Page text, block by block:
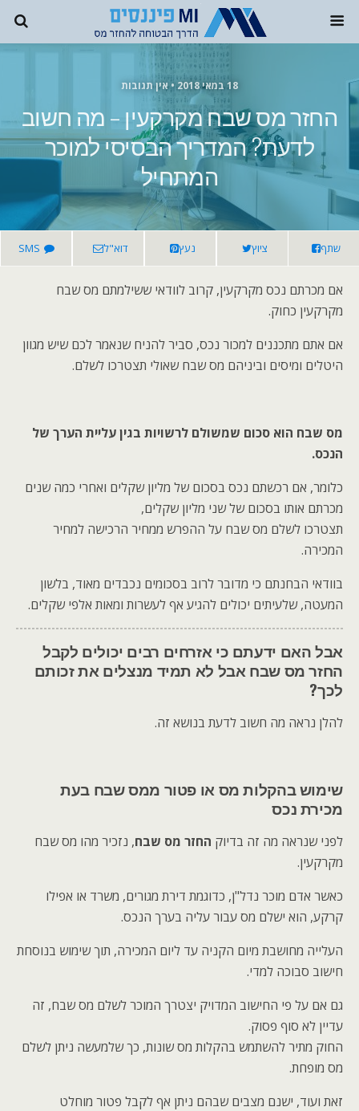
18 במאי 2018 • אין תגובות
החזר מס שבח מקרקעין – מה חשוב
לדעת? המדריך הבסיסי למוכר
המתחיל
שתף ציוץ נעץ דוא"ל SMS
אם מכרתם נכס מקרקעין, קרוב לוודאי ששילמתם מס שבח
מקרקעין כחוק.
אם אתם מתכננים למכור נכס, סביר להניח שנאמר לכם שיש מגוון
היטלים ומיסים וביניהם מס שבח שאולי תצטרכו לשלם.
מס שבח הוא סכום שמשולם לרשויות בגין עליית הערך של
הנכס.
כלומר, אם רכשתם נכס בסכום של מליון שקלים ואחרי כמה שנים
מכרתם אותו בסכום של שני מליון שקלים,
תצטרכו לשלם מס שבח על ההפרש ממחיר הרכישה למחיר
המכירה.
בוודאי הבחנתם כי מדובר לרוב בסכומים נכבדים מאוד, בלשון
המעטה, שלעיתים יכולים להגיע אף לעשרות ומאות אלפי שקלים.
אבל האם ידעתם כי אזרחים רבים יכולים לקבל
החזר מס שבח אבל לא תמיד מנצלים את זכותם
לכך?
להלן נראה מה חשוב לדעת בנושא זה.
שימוש בהקלות מס או פטור ממס שבח בעת
מכירת נכס
לפני שנראה מה זה בדיוק החזר מס שבח, נזכיר מהו מס שבח
מקרקעין.
כאשר אדם מוכר נדל"ן, כדוגמת דירת מגורים, משרד או אפילו
קרקע, הוא ישלם מס עבור עליה בערך הנכס.
העלייה מחושבת מיום הקניה עד ליום המכירה, תוך שימוש בנוסחת
חישוב סבוכה למדי.
גם אם על פי החישוב המדויק יצטרך המוכר לשלם מס שבח, זה
עדיין לא סוף פסוק.
החוק מתיר להשתמש בהקלות מס שונות, כך שלמעשה ניתן לשלם
מס מופחת.
זאת ועוד, ישנם מצבים שבהם ניתן אף לקבל פטור מוחלט